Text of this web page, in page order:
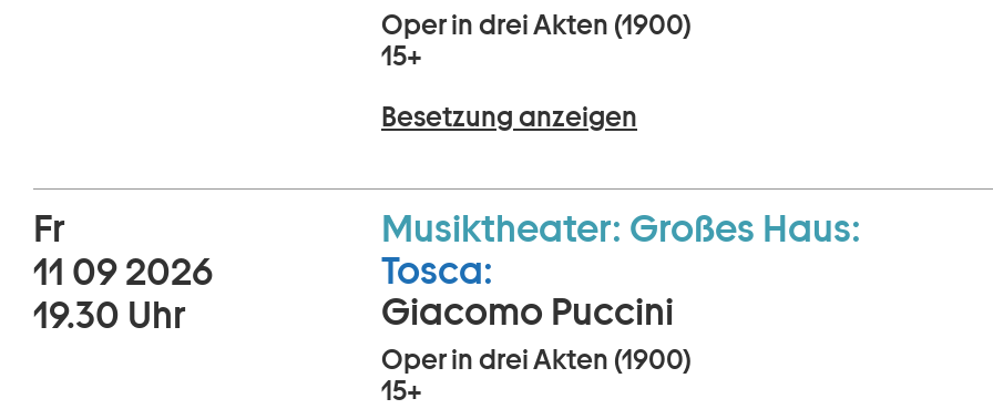
Oper in drei Akten (1900)
15+
Besetzung anzeigen
Fr
11 09 2026
19.30 Uhr
Musiktheater: Großes Haus:
Tosca:
Giacomo Puccini
Oper in drei Akten (1900)
15+